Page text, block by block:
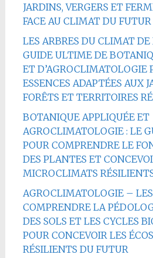
JARDINS, VERGERS ET
FACE AU CLIMAT DU FUTUR
LES ARBRES DU CLIMAT
GUIDE ULTIME DE
ET D’AGROCLIMATOLOGIE
ESSENCES ADAPTÉES AUX
FORÊTS ET TERRITOIRES
BOTANIQUE APPLIQUÉE ET
AGROCLIMATOLOGIE : LE
POUR COMPRENDRE LE
DES PLANTES ET
MICROCLIMATS
AGROCLIMATOLOGIE – LES
COMPRENDRE LA
DES SOLS ET LES CYCLES
POUR CONCEVOIR LES
RÉSILIENTS DU FUTUR